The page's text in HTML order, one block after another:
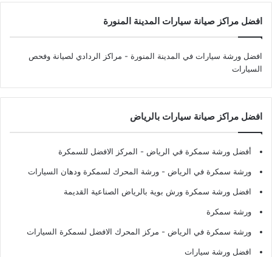
افضل مراكز صيانة سيارات المدينة المنورة
افضل ورشة سيارات في المدينة المنورة - مراكز الردادي لصيانة وفحص
السيارات
افضل مراكز صيانة سيارات بالرياض
أفضل ورشة سمكرة في الرياض - المركز الافضل للسمكرة
ورشة سمكرة في الرياض - ورشة المحرك لسمكرة ودهان السيارات
افضل ورشة سمكرة ورش بوية بالرياض الصناعية القديمة
ورشة سمكرة
ورشة سمكرة في الرياض - مركز المحرك الافضل لسمكرة السيارات
افضل ورشة سيارات